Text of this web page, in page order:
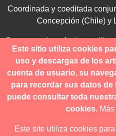
Coordinada y coeditada
Concepción (Chile) y
Para consultas técnicas utilice
Toda comunicación respecto
a través del OJS.
Este sitio utiliza cookies
uso y descargas de los
cuenta de usuario, su
para recordar sus datos de
puede consultar toda
cookies.
Este site utiliza cookies